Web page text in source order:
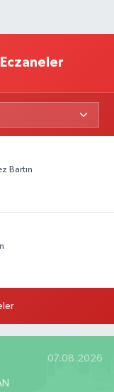
Bartın
07.08.2026